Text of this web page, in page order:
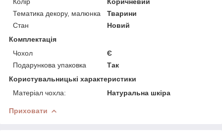
Тематика декору, малюнка
Тварини
Стан
Новий
Комплектація
Чохол
Є
Подарункова упаковка
Так
Користувальницькі характеристики
Матеріал чохла:
Натуральна шкіра
Приховати